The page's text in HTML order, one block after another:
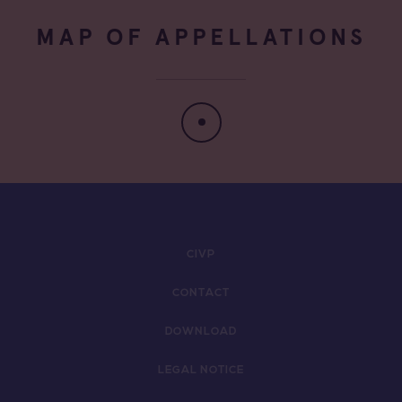
MAP OF APPELLATIONS